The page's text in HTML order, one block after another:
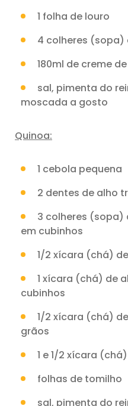
1 folha de louro
4 colheres
180ml de creme
sal, pimenta do
moscada a gosto
Quinoa:
1 cebola pequena
2 dentes de alho
3 colheres (sopa)
em cubinhos
1/2 xícara (chá)
1 xícara (chá) de
cubinhos
1/2 xícara (chá)
grãos
1 e 1/2 xícara
folhas de tomilho
sal, pimenta do